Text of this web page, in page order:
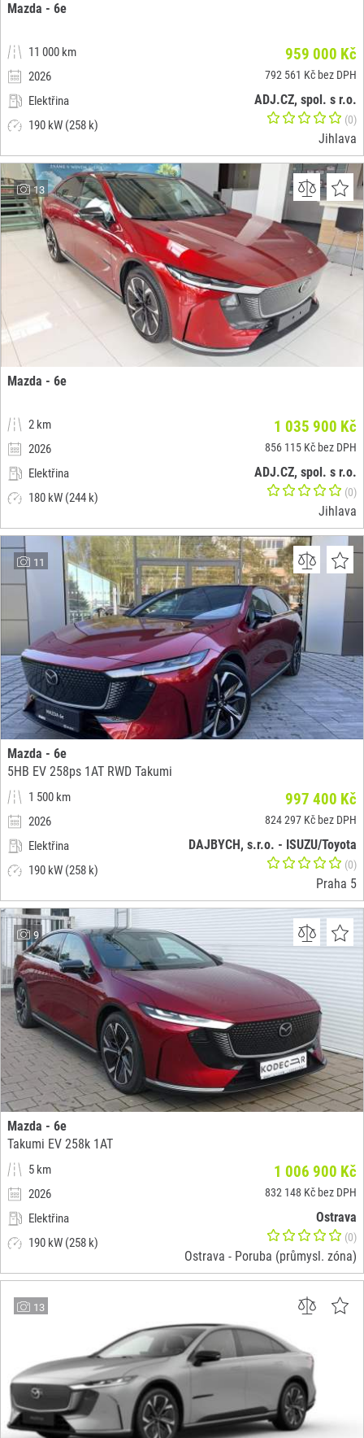
Mazda - 6e
11 000 km
2026
Elektřina
190 kW (258 k)
959 000 Kč
792 561 Kč bez DPH
ADJ.CZ, spol. s r.o.
(0)
Jihlava
13
Mazda - 6e
2 km
2026
Elektřina
180 kW (244 k)
1 035 900 Kč
856 115 Kč bez DPH
ADJ.CZ, spol. s r.o.
(0)
Jihlava
11
Mazda - 6e
5HB EV 258ps 1AT RWD Takumi
1 500 km
2026
Elektřina
190 kW (258 k)
997 400 Kč
824 297 Kč bez DPH
DAJBYCH, s.r.o. - ISUZU/Toyota
(0)
Praha 5
9
Mazda - 6e
Takumi EV 258k 1AT
5 km
2026
Elektřina
190 kW (258 k)
1 006 900 Kč
832 148 Kč bez DPH
Ostrava
(0)
Ostrava - Poruba (průmysl. zóna)
13